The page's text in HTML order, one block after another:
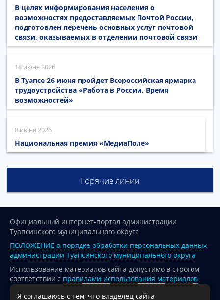
В целях информирования населения о
возможностях предоставляемых Почтой России,
подготовлен перечень основных услуг почтовой
связи, оказываемых в отделении почтовой связи
18 июня 2026
В Туапсе 26 июня пройдет Всероссийская ярмарка
трудоустройства «Работа в России. Время
возможностей»
8 июня 2026
Национальная премия «МедиаПоле»
Горячие линии
Официальный интернет-портал администрации
Туапсинского муниципального округа
ПОЛОЖЕНИЕ о порядке обработки персональных данных
администрации Туапсинского муниципального округа
Использование материалов сайта допустимо в строгом
соответствии с правилами использования материалов
опубликованных на сайте
Я соглашаюсь с тем, что владелец сайта